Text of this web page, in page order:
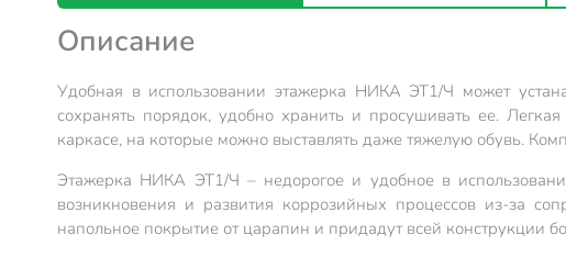
Описание
Удобная в использовании этажерка НИКА ЭТ1/Ч может
сохранять порядок, удобно хранить и просушивать ее.
каркасе, на которые можно выставлять даже тяжелую обувь.
Этажерка НИКА ЭТ1/Ч – недорогое и удобное в
возникновения и развития коррозийных процессов из-за
напольное покрытие от царапин и придадут всей конструкции